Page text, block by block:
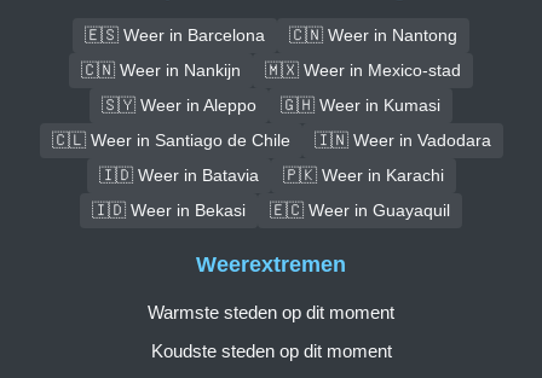
🇪🇸 Weer in Barcelona
🇨🇳 Weer in Nantong
🇨🇳 Weer in Nankijn
🇲🇽 Weer in Mexico-stad
🇸🇾 Weer in Aleppo
🇬🇭 Weer in Kumasi
🇨🇱 Weer in Santiago de Chile
🇮🇳 Weer in Vadodara
🇮🇩 Weer in Batavia
🇵🇰 Weer in Karachi
🇮🇩 Weer in Bekasi
🇪🇨 Weer in Guayaquil
Weerextremen
Warmste steden op dit moment
Koudste steden op dit moment